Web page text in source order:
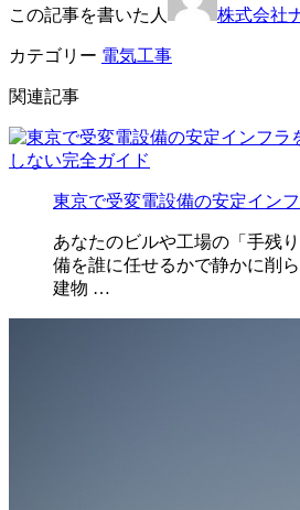
この記事を書いた人 株式会社
カテゴリー 電気工事
関連記事
東京で受変電設備の安定イン
あなたのビルや工場の「手残
備を誰に任せるかで静かに削
建物 …